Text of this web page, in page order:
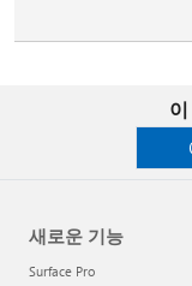
새로운 기능
Surface Pro